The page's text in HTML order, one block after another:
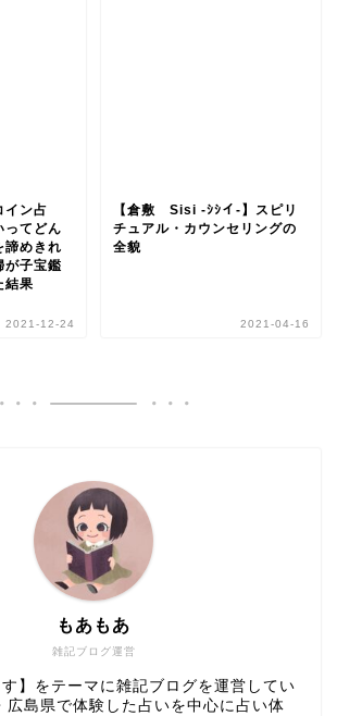
イン占
ってどん
諦めきれ
が子宝鑑
結果
2021-12-24
【倉敷 Sisi -ｼｼイ-】スピリ
チュアル・カウンセリングの
全貌
2021-04-16
雑記ブログ運営
もあもあ
す】をテーマに雑記ブログを運営してい
広島県で体験した占いを中心に占い体